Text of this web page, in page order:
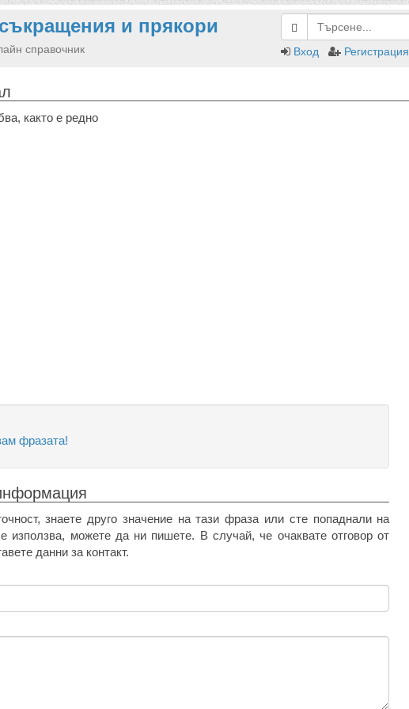
и прякори
справочник
Вход
Регистрация
както е редно
фразата!
знаете друго значение на тази фраза или сте попаднали на
използва, можете да ни пишете. В случай, че очаквате отговор от
данни за контакт.